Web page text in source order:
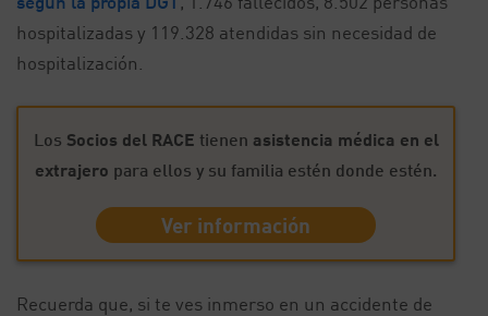
hospitalizadas y 119.328 atendidas sin necesidad de
hospitalización.
Los Socios del RACE tienen asistencia médica en el
extrajero para ellos y su familia estén donde estén.
Ver información
Recuerda que, si te ves inmerso en un accidente de